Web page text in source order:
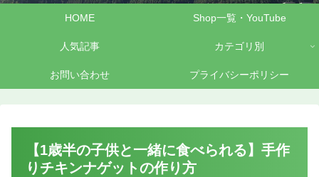
HOME Shop一覧・YouTube
人気記事 カテゴリ別
お問い合わせ プライバシーポリシー
【1歳半の子供と一緒に食べられる】手作
りチキンナゲットの作り方